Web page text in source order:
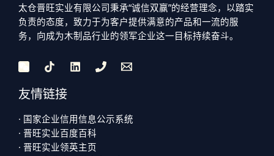
太仓晋旺实业有限公司秉承“诚信双赢”的经营理念，以踏实
负责的态度，致力于为客户提供满意的产品和一流的服
务，向成为木制品行业的领军企业这一目标持续奋斗。
友情链接
· 国家企业信用信息公示系统
· 晋旺实业百度百科
· 晋旺实业领英主页